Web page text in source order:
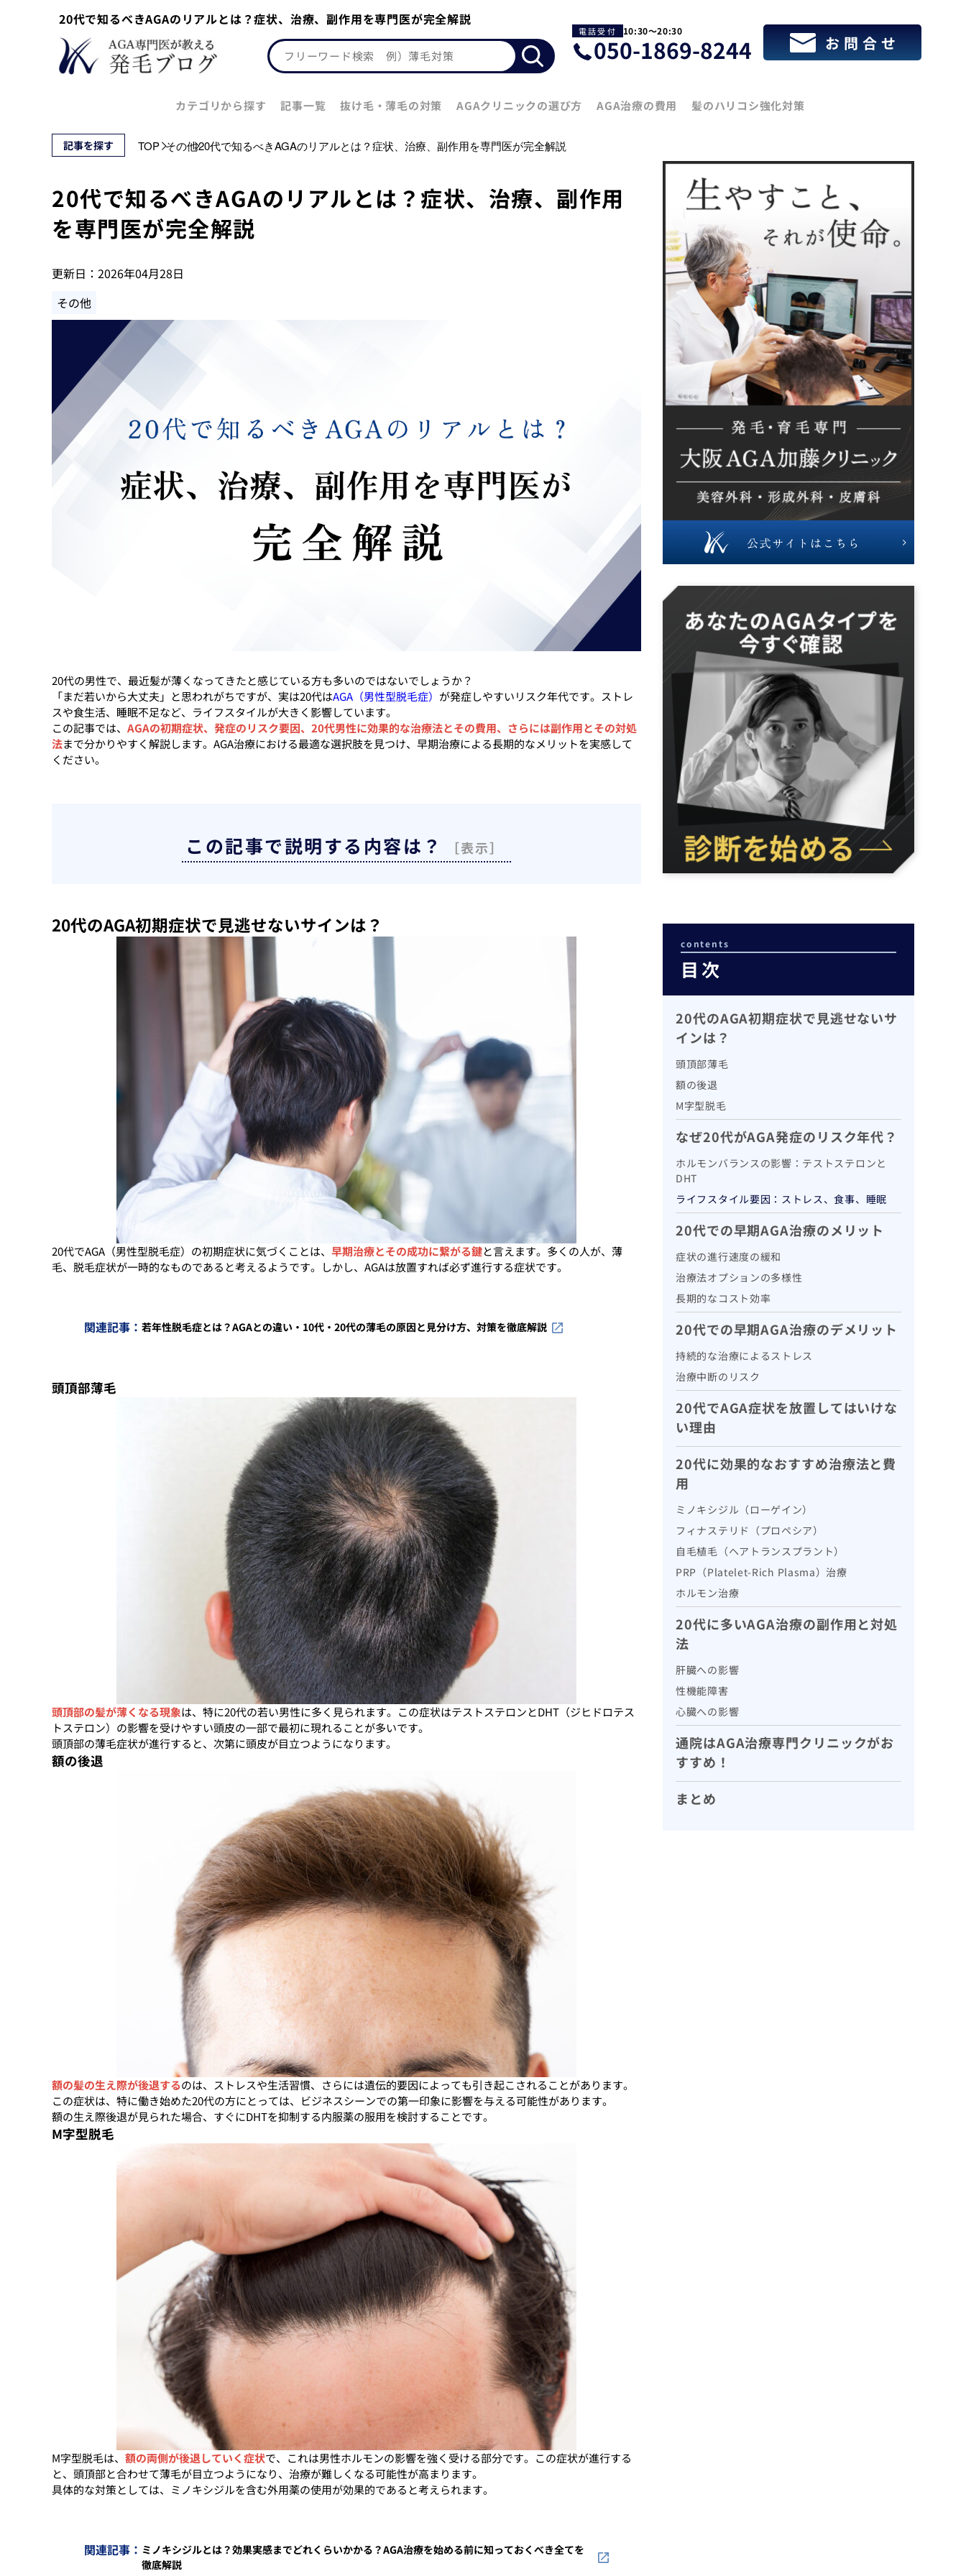
20代で知るべきAGAのリアルとは？症状、治療、副作用を専門医が完全解説
電
話
受
10:30〜20:30
050-1869-8244 お問合せ
カテゴリから探す 記事一覧 抜け毛・薄毛の対策 AGAクリニックの選び方 AGA治療の費用 髪のハリコシ強化対策
記事を探す TOP その他20代で知るべきAGAのリアルとは？症状、治療、副作用を専門医が完全解説
20代で知るべきAGAのリアルとは？症状、治療、副作用
を専門医が完全解説
更新日： 2026年04月28日
その他
20代の男性で、最近髪が薄くなってきたと感じている方も多いのではないでしょうか？
「まだ若いから大丈夫」と思われがちですが、実は20代はAGA（男性型脱毛症） が発症しやすいリスク年代です。ストレ
スや食生活、睡眠不足など、ライフスタイルが大きく影響しています。
この記事では、 AGAの初期症状、発症のリスク要因、20代男性に効果的な治療法とその費用、さらには副作用とその対処
法まで分かりやすく解説します。AGA治療における最適な選択肢を見つけ、早期治療による長期的なメリットを実感して
ください。
この記事で説明する内容は？
20代のAGA初期症状で見逃せないサインは？
20代でAGA（男性型脱毛症）の初期症状に気づくことは、 早期治療とその成功に繋がる鍵と言えます。多くの人が、薄
毛、脱毛症状が一時的なものであると考えるようです。しかし、AGAは放置すれば必ず進行する症状です。
関連記事： 若年性脱毛症とは？AGAとの違い・10代・20代の薄毛の原因と見分け方、対策を徹底解説
頭頂部薄毛
頭頂部の髪が薄くなる現象は、特に20代の若い男性に多く見られます。この症状はテストステロンとDHT（ジヒドロテス
トステロン）の影響を受けやすい頭皮の一部で最初に現れることが多いです。
頭頂部の薄毛症状が進行すると、次第に頭皮が目立つようになります。
額の後退
額の髪の生え際が後退するのは、ストレスや生活習慣、さらには遺伝的要因によっても引き起こされることがあります。
この症状は、特に働き始めた20代の方にとっては、ビジネスシーンでの第一印象に影響を与える可能性があります。
額の生え際後退が見られた場合、すぐにDHTを抑制する内服薬の服用を検討することです。
M字型脱毛
M字型脱毛は、 額の両側が後退していく症状で、これは男性ホルモンの影響を強く受ける部分です。この症状が進行する
と、頭頂部と合わせて薄毛が目立つようになり、治療が難しくなる可能性が高まります。
具体的な対策としては、ミノキシジルを含む外用薬の使用が効果的であると考えられます。
関連記事： ミノキシジルとは？効果実感までどれくらいかかる？AGA治療を始める前に知っておくべき全てを
徹底解説
contents
目次
20代のAGA初期症状で見逃せないサ
インは？
頭頂部薄毛
額の後退
M字型脱毛
なぜ20代がAGA発症のリスク年代？
ホルモンバランスの影響：テストステロンと
DHT
ライフスタイル要因：ストレス、食事、睡眠
20代での早期AGA治療のメリット
症状の進行速度の緩和
治療法オプションの多様性
長期的なコスト効率
20代での早期AGA治療のデメリット
持続的な治療によるストレス
治療中断のリスク
20代でAGA症状を放置してはいけな
い理由
20代に効果的なおすすめ治療法と費
用
ミノキシジル（ローゲイン）
フィナステリド（プロペシア）
自毛植毛（ヘアトランスプラント）
PRP（Platelet-Rich Plasma）治療
ホルモン治療
20代に多いAGA治療の副作用と対処
法
肝臓への影響
性機能障害
心臓への影響
通院はAGA治療専門クリニックがお
すすめ！
まとめ